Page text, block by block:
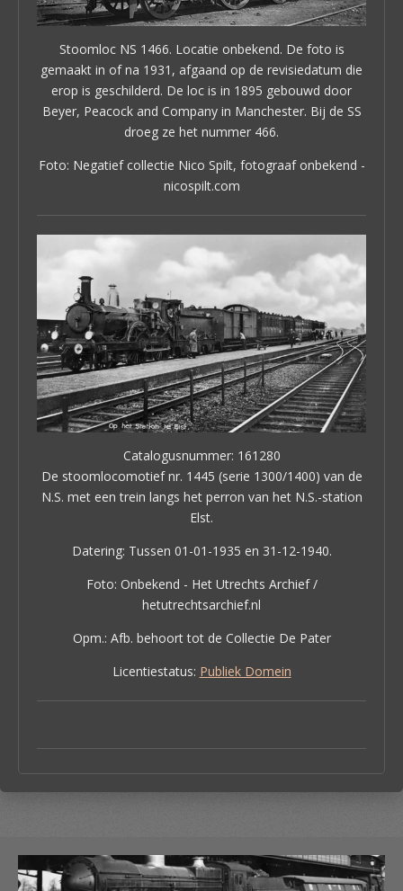
Stoomloc NS 1466. Locatie onbekend. De foto is
gemaakt in of na 1931, afgaand op de revisiedatum die
erop is geschilderd. De loc is in 1895 gebouwd door
Beyer, Peacock and Company in Manchester. Bij de SS
droeg ze het nummer 466.
Foto: Negatief collectie Nico Spilt, fotograaf onbekend -
nicospilt.com
Catalogusnummer: 161280
De stoomlocomotief nr. 1445 (serie 1300/1400) van de
N.S. met een trein langs het perron van het N.S.-station
Elst.
Datering: Tussen 01-01-1935 en 31-12-1940.
Foto: Onbekend - Het Utrechts Archief /
hetutrechtsarchief.nl
Opm.: Afb. behoort tot de Collectie De Pater
Licentiestatus: Publiek Domein